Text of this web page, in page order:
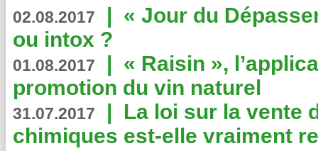
02.08.2017 | « Jour du
ou intox ?
01.08.2017 | « Raisin »,
promotion du vin naturel
31.07.2017 | La loi sur la vente
chimiques est-elle vraiment